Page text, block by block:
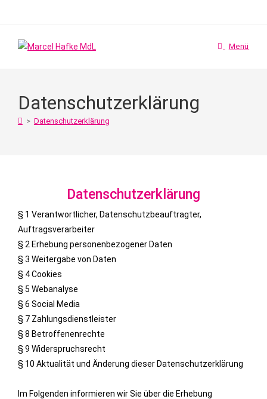
Menü
Datenschutzerklärung
> Datenschutzerklärung
Datenschutzerklärung
§ 1 Verantwortlicher, Datenschutzbeauftragter,
Auftragsverarbeiter
§ 2 Erhebung personenbezogener Daten
§ 3 Weitergabe von Daten
§ 4 Cookies
§ 5 Webanalyse
§ 6 Social Media
§ 7 Zahlungsdienstleister
§ 8 Betroffenenrechte
§ 9 Widerspruchsrecht
§ 10 Aktualität und Änderung dieser Datenschutzerklärung
Im Folgenden informieren wir Sie über die Erhebung